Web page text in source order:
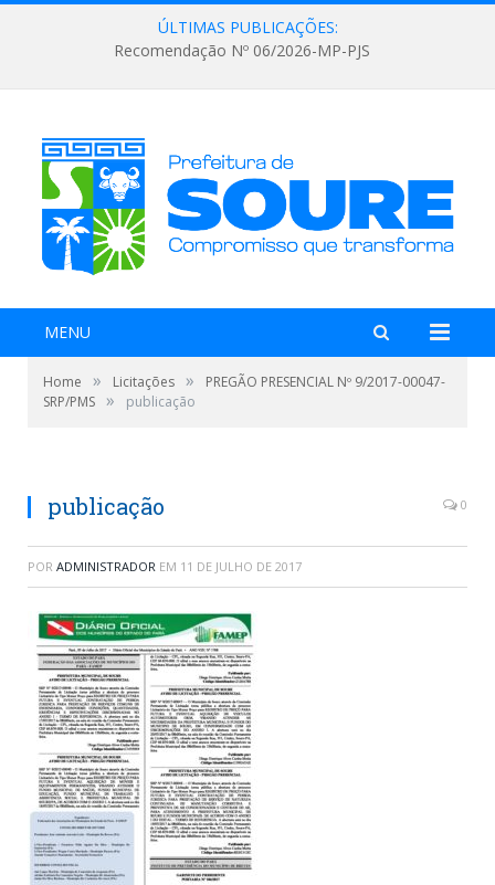
ÚLTIMAS PUBLICAÇÕES:
Recomendação Nº 06/2026-MP-PJS
MENU
Home » Licitações »
PREGÃO PRESENCIAL Nº 9/2017-00047-
SRP/PMS » publicação
publicação 0
POR ADMINISTRADOR EM 11 DE JULHO DE 2017